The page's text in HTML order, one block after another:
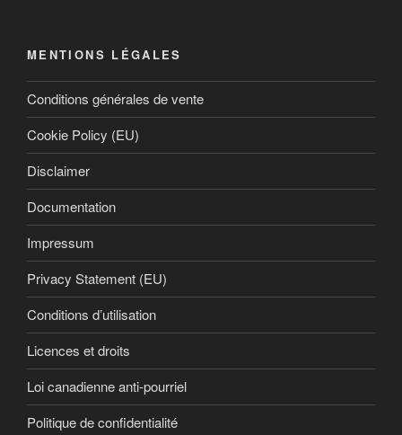
MENTIONS LÉGALES
Conditions générales de vente
Cookie Policy (EU)
Disclaimer
Documentation
Impressum
Privacy Statement (EU)
Conditions d’utilisation
Licences et droits
Loi canadienne anti-pourriel
Politique de confidentialité